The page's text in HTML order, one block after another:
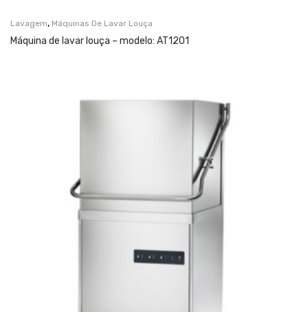
Lavagem, Máquinas De Lavar Louça
Máquina de lavar louça – modelo: AT1201